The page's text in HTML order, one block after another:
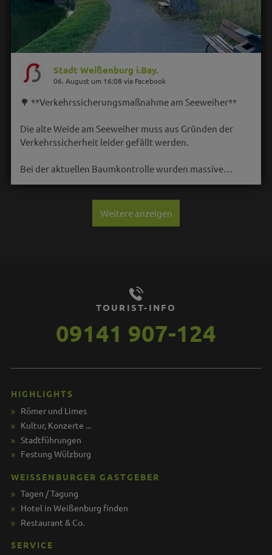
Stadt Weißenburg i.Bay.
06. August um 16:08 via Facebook
🌳 **Verkehrssicherungsmaßnahme am Seeweiher**
Die alte Weide am Seeweiher muss aus Gründen der
Verkehrssicherheit leider gefällt werden.
Bei der aktuellen Baumkontrolle wurden massive…
Weitere anzeigen
TOURIST-INFO
09141 907-124
HIGHLIGHTS
Römer und Limes
Kultur, Konzerte ...
Stadtführungen
Festung Wülzburg
WEISSENBURGER GASTGEBER
Tagen / Tagung
Hotel in Weißenburg finden
Restaurant & Co.
SERVICE